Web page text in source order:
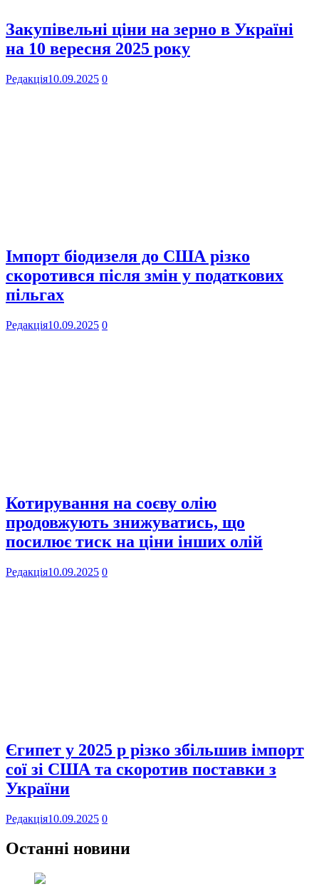
Закупівельні ціни на зерно в Україні
на 10 вересня 2025 року
Редакція10.09.2025 0
Імпорт біодизеля до США різко
скоротився після змін у податкових
пільгах
Редакція10.09.2025 0
Котирування на соєву олію
продовжують знижуватись, що
посилює тиск на ціни інших олій
Редакція10.09.2025 0
Єгипет у 2025 р різко збільшив імпорт
сої зі США та скоротив поставки з
України
Редакція10.09.2025 0
Останні новини